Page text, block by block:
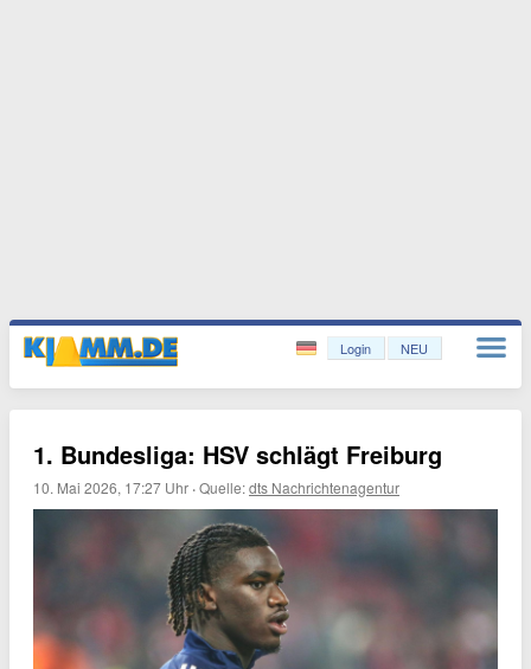
Login NEU
1. Bundesliga: HSV schlägt Freiburg
10. Mai 2026, 17:27 Uhr ·Quelle:dts Nachrichtenagentur